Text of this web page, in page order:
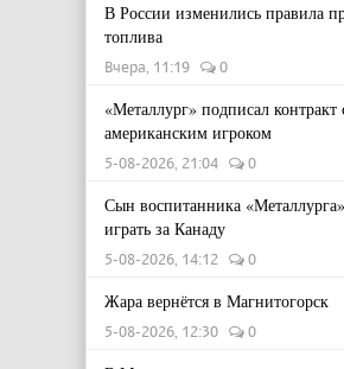
В России изменились правила
топлива
Вчера, 11:19 0
«Металлург» подписал контракт
американским игроком
5-08-2026, 21:04 0
Сын воспитанника
играть за Канаду
5-08-2026, 14:12 0
Жара вернётся в Магнитогорск
5-08-2026, 12:30 0